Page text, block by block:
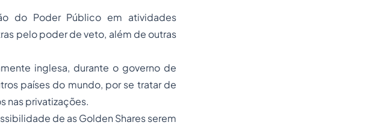
do Poder Público em atividades
pelo poder de veto, além de outras
inglesa, durante o governo de
países do mundo, por se tratar de
nas privatizações.
de as Golden Shares serem